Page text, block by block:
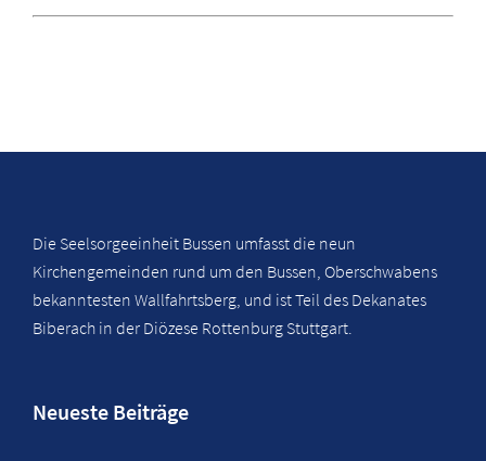
Die Seelsorgeeinheit Bussen umfasst die neun
Kirchengemeinden rund um den Bussen, Oberschwabens
bekanntesten Wallfahrtsberg, und ist Teil des Dekanates
Biberach in der Diözese Rottenburg Stuttgart.
Neueste Beiträge